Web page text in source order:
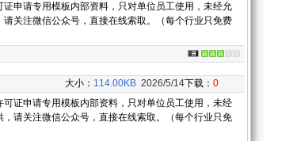
申请专用模板内部资料，只对单位员工使用，未经允
关注微信公众号，直接在线索取。（每个行业只免费
大小： 114.00KB 2026/5/14下载： 0
证申请专用模板内部资料，只对单位员工使用，未经
请关注微信公众号，直接在线索取。（每个行业只免